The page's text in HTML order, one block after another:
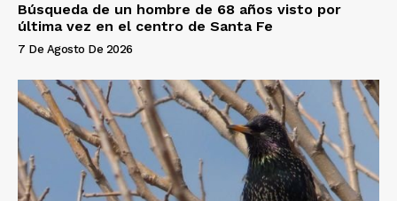
Búsqueda de un hombre de 68 años visto por
última vez en el centro de Santa Fe
7 De Agosto De 2026